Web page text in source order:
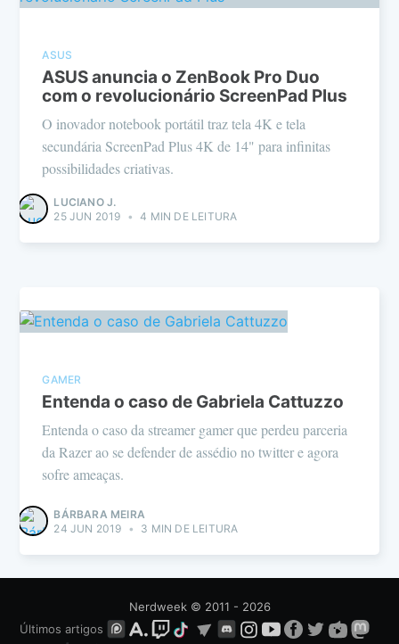
ASUS
ASUS anuncia o ZenBook Pro Duo
com o revolucionário ScreenPad Plus
O inovador notebook portátil traz tela 4K e tela
secundária ScreenPad Plus 4K de 14" para infinitas
possibilidades criativas.
LUCIANO J.
25 JUN 2019 • 4 MIN DE LEITURA
GAMER
Entenda o caso de Gabriela Cattuzzo
Entenda o caso da streamer gamer que perdeu parceria
da Razer ao se defender de assédio no twitter e agora
sofre ameaças.
BÁRBARA MEIRA
24 JUN 2019 • 3 MIN DE LEITURA
Nerdweek© 2011 - 2026
Últimos artigos